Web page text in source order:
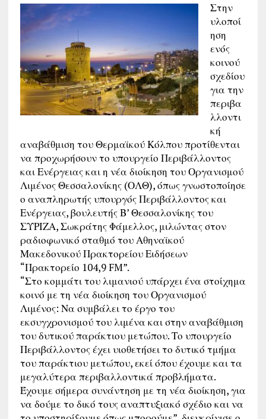
Στην
υλοποί
ηση
ενός
κοινού
σχεδίου
για την
περιβα
λλοντι
κή
αναβάθμιση του Θερμαϊκού Κόλπου προτίθενται
να προχωρήσουν το υπουργείο Περιβάλλοντος
και Ενέργειας και η νέα διοίκηση του Οργανισμού
Λιμένος Θεσσαλονίκης (ΟΛΘ), όπως γνωστοποίησε
ο αναπληρωτής υπουργός Περιβάλλοντος και
Ενέργειας, βουλευτής Β’ Θεσσαλονίκης του
ΣΥΡΙΖΑ, Σωκράτης Φάμελλος, μιλώντας στον
ραδιοφωνικό σταθμό του Αθηναϊκού
Μακεδονικού Πρακτορείου Ειδήσεων
“Πρακτορείο 104,9 FM”.
“Στο κομμάτι του λιμανιού υπάρχει ένα στοίχημα
κοινό με τη νέα διοίκηση του Οργανισμού
Λιμένος: Να συμβάλει το έργο του
εκσυγχρονισμού του λιμένα και στην αναβάθμιση
του δυτικού παράκτιου μετώπου. Το υπουργείο
Περιβάλλοντος έχει υιοθετήσει το δυτικό τμήμα
του παράκτιου μετώπου, εκεί όπου έχουμε και τα
μεγαλύτερα περιβαλλοντικά προβλήματα.
Έχουμε σήμερα συνάντηση με τη νέα διοίκηση, για
να δούμε το δικό τους αναπτυξιακό σχέδιο και να